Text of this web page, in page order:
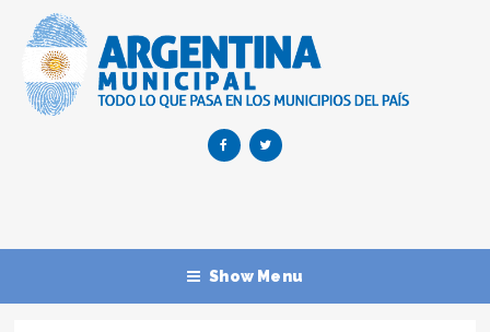
Show Menu